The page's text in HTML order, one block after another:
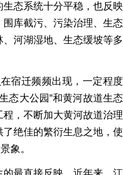
态系统十分平稳，也反映
库截污、污染治理、生态
河湖湿地、生态缓坡等多
宿迁频频出现，一定程度
态大公园”和黄河故道生态
，不断加大黄河故道治理
绝佳的繁衍生息之地，使
象。